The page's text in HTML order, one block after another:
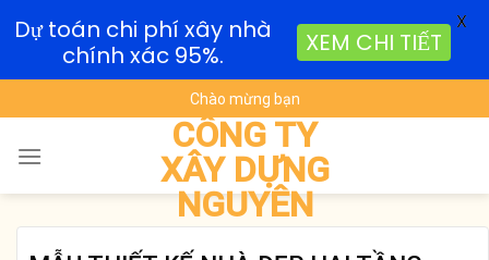
to
content
Chào mừng bạn
CÔNG TY
XÂY DỰNG
NGUYÊN
Dự toán chi phí xây nhà
chính xác 95%.
XEM CHI TIẾT
X